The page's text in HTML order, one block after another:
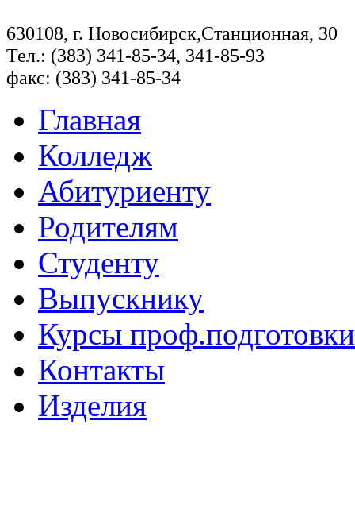
630108, г. Новосибирск,Станционная, 30
Тел.: (383) 341-85-34, 341-85-93
факс: (383) 341-85-34
Главная
Колледж
Абитуриенту
Родителям
Студенту
Выпускнику
Курсы проф.подготовки
Контакты
Изделия